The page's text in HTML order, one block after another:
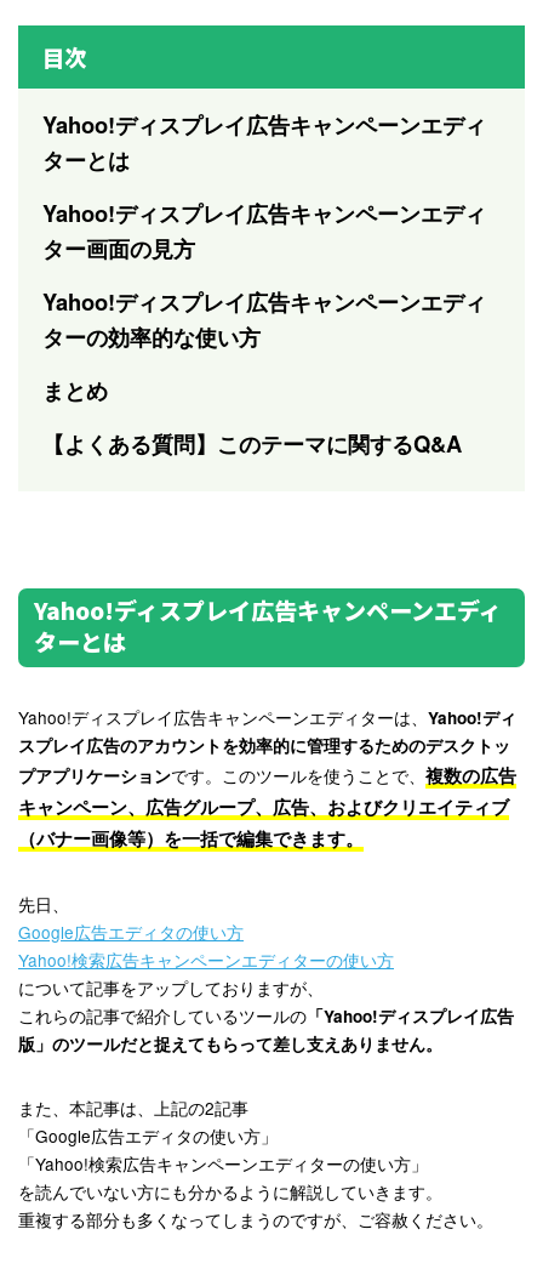
目次
Yahoo!ディスプレイ広告キャンペーンエディ
ターとは
Yahoo!ディスプレイ広告キャンペーンエディ
ター画面の見方
Yahoo!ディスプレイ広告キャンペーンエディ
ターの効率的な使い方
まとめ
【よくある質問】このテーマに関するQ&A
Yahoo!ディスプレイ広告キャンペーンエディ
ターとは
Yahoo!ディスプレイ広告キャンペーンエディターは、 Yahoo!ディ
スプレイ広告のアカウントを効率的に管理するためのデスクトッ
プアプリケーションです。このツールを使うことで、 複数の広告
キャンペーン、広告グループ、広告、およびクリエイティブ
（バナー画像等）を一括で編集できます。
先日、
Google広告エディタの使い方
Yahoo!検索広告キャンペーンエディターの使い方
について記事をアップしておりますが、
これらの記事で紹介しているツールの 「Yahoo!ディスプレイ広告
版」のツールだと捉えてもらって差し支えありません。
また、本記事は、上記の2記事
「Google広告エディタの使い方」
「Yahoo!検索広告キャンペーンエディターの使い方」
を読んでいない方にも分かるように解説していきます。
重複する部分も多くなってしまうのですが、ご容赦ください。